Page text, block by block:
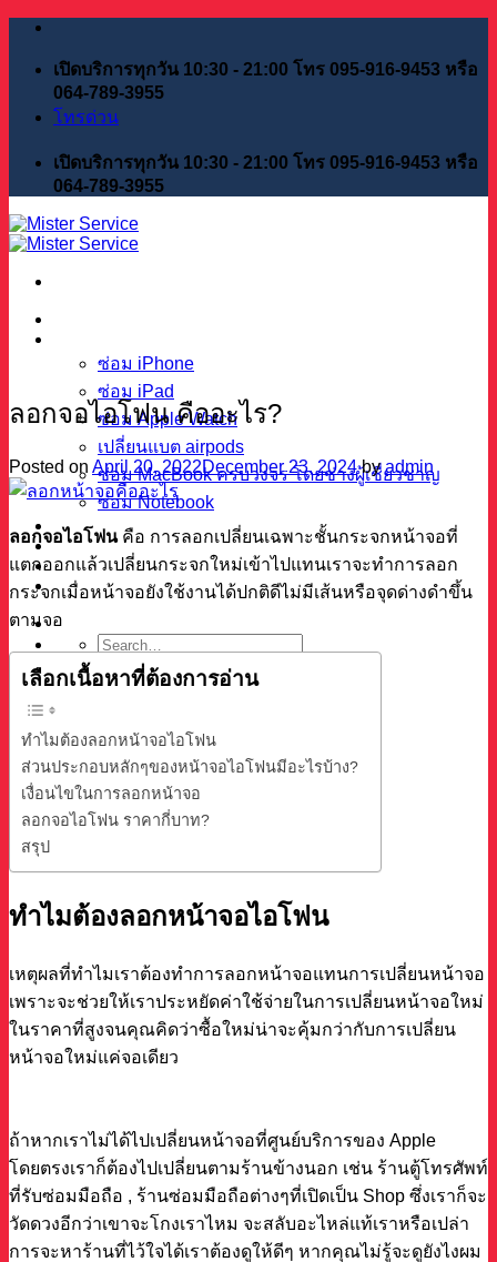
Skip
contentเปิดบริการทุกวัน 10:30 - 21:00 โทร 095-916-9453 หรือ
064-789-3955
โทรด่วน
เปิดบริการทุกวัน 10:30 - 21:00 โทร 095-916-9453 หรือ
064-789-3955
ซ่อม iPhone
ซ่อม iPad
ซ่อม Apple Watch
เปลี่ยนแบต airpods
ซ่อม MacBook ครบวงจร โดยช่างผู้เชี่ยวชาญ
ซ่อม Notebook
ผลงาน
บทความ
เกี่ยวกับเรา
ติดต่อ
ค้นหา
ลอกจอไอโฟน คืออะไร?
Posted on April 20, 2022December 23, 2024 byadmin
ลอกจอไอโฟนคือ การลอกเปลี่ยนเฉพาะชั้นกระจกหน้าจอที่
แตกออกแล้วเปลี่ยนกระจกใหม่เข้าไปแทนเราจะทำการลอก
กระจกเมื่อหน้าจอยังใช้งานได้ปกติดีไม่มีเส้นหรือจุดด่างดำขึ้น
ตามจอ
เลือกเนื้อหาที่ต้องการอ่าน
ทำไมต้องลอกหน้าจอไอโฟน
ส่วนประกอบหลักๆของหน้าจอไอโฟนมีอะไรบ้าง?
เงื่อนไขในการลอกหน้าจอ
ลอกจอไอโฟน ราคากี่บาท?
สรุป
ทำไมต้องลอกหน้าจอไอโฟน
เหตุผลที่ทำไมเราต้องทำการลอกหน้าจอแทนการเปลี่ยนหน้าจอ
เพราะจะช่วยให้เราประหยัดค่าใช้จ่ายในการเปลี่ยนหน้าจอใหม่
ในราคาที่สูงจนคุณคิดว่าซื้อใหม่น่าจะคุ้มกว่ากับการเปลี่ยน
หน้าจอใหม่แค่จอเดียว
ถ้าหากเราไม่ได้ไปเปลี่ยนหน้าจอที่ศูนย์บริการของ Apple
โดยตรงเราก็ต้องไปเปลี่ยนตามร้านข้างนอก เช่น ร้านตู้โทรศัพท์
ที่รับซ่อมมือถือ , ร้านซ่อมมือถือต่างๆที่เปิดเป็น Shop ซึ่งเราก็จะ
วัดดวงอีกว่าเขาจะโกงเราไหม จะสลับอะไหล่แท้เราหรือเปล่า
การจะหาร้านที่ไว้ใจได้เราต้องดูให้ดีๆ หากคุณไม่รู้จะดูยังไงผม